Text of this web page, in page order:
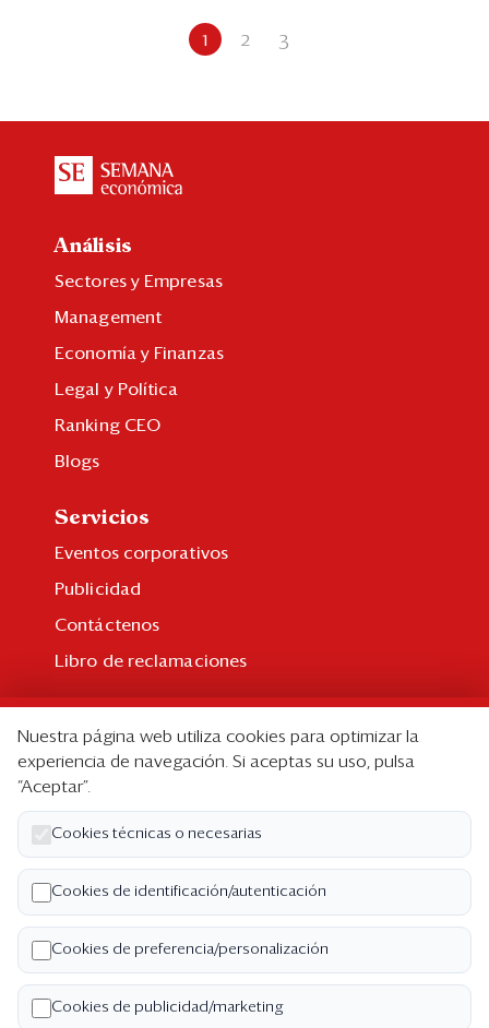
1 2 3
Análisis
Sectores y Empresas
Management
Economía y Finanzas
Legal y Política
Ranking CEO
Blogs
Servicios
Eventos corporativos
Publicidad
Contáctenos
Libro de reclamaciones
Suscripción individual
Paquetes corporativos
Edición Impresa
Nosotros
Quiénes somos
Código de ética
Términos y Condiciones
Nuestra página web utiliza cookies para optimizar la
experiencia de navegación. Si aceptas su uso, pulsa
“Aceptar”.
Cookies técnicas o necesarias
Cookies de identificación/autenticación
Cookies de preferencia/personalización
Cookies de publicidad/marketing